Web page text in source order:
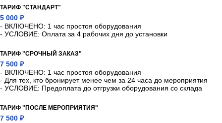
- ВКЛЮЧЕНО: 1 час простоя оборудования
- ВКЛЮЧЕНО: Скидка - 10%
- ГЛАВНАЯ ВЫГОДА: Доступ ко всем акциям и скидкам компании!
- ИДЕАЛЬНО: Максимальная экономия + гарантированная бронь
- УСЛОВИЕ: 100% предоплата за 20 рабочих дней до мероприятия
ТАРИФ "СТАНДАРТ"
5 000 ₽
- ВКЛЮЧЕНО: 1 час простоя оборудования
- УСЛОВИЕ: Оплата за 4 рабочих дня до установки
- ВКЛЮЧЕНО: 1 час простоя оборудования